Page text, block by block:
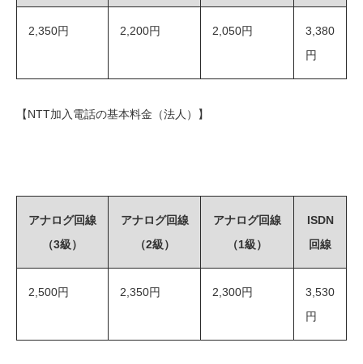
2,350円 2,200円 2,050円
3,380
円
【NTT加入電話の基本料金（法人）】
アナログ回線
（3級）
アナログ回線
（2級）
アナログ回線
（1級）
ISDN
回線
2,500円 2,350円 2,300円
3,530
円